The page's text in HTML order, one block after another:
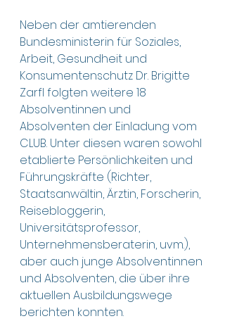
Neben der amtierenden
Bundesministerin für Soziales,
Arbeit, Gesundheit und
Konsumentenschutz Dr. Brigitte
Zarfl folgten weitere 18
Absolventinnen und
Absolventen der Einladung vom
CLUB. Unter diesen waren sowohl
etablierte Persönlichkeiten und
Führungskräfte (Richter,
Staatsanwältin, Ärztin, Forscherin,
Reisebloggerin,
Universitätsprofessor,
Unternehmensberaterin, uvm.),
aber auch junge Absolventinnen
und Absolventen, die über ihre
aktuellen Ausbildungswege
berichten konnten.